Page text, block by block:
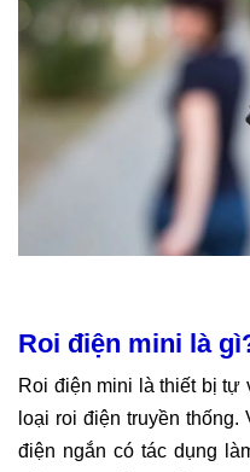
Roi điện mini là
Roi điện mini là thiết bị
loại roi điện truyền
điện ngắn có tác dụng